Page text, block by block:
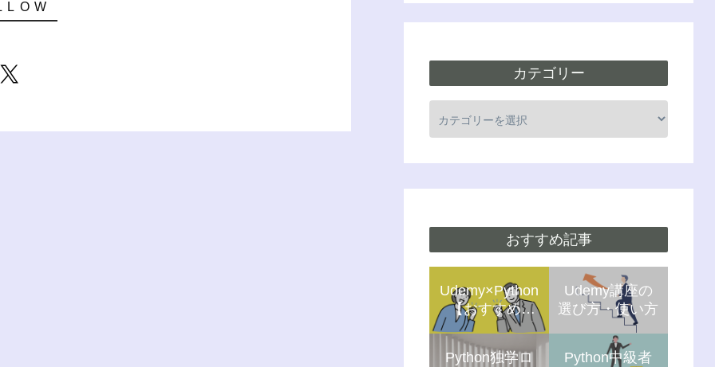
カテゴリー
おすすめ記事
Udemy×Python
【おすすめ5
選】
Udemy講座の
選び方・使い方
Python独学ロ
Python中級者